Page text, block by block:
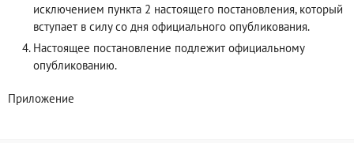
исключением пункта 2 настоящего постановления, который
вступает в силу со дня официального опубликования.
Настоящее постановление подлежит официальному
опубликованию.
Приложение